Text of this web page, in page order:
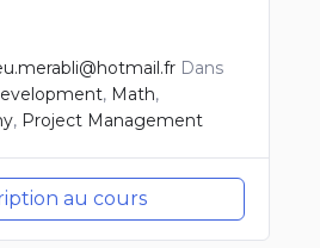
Dans
, Math,
, Project Management
au cours